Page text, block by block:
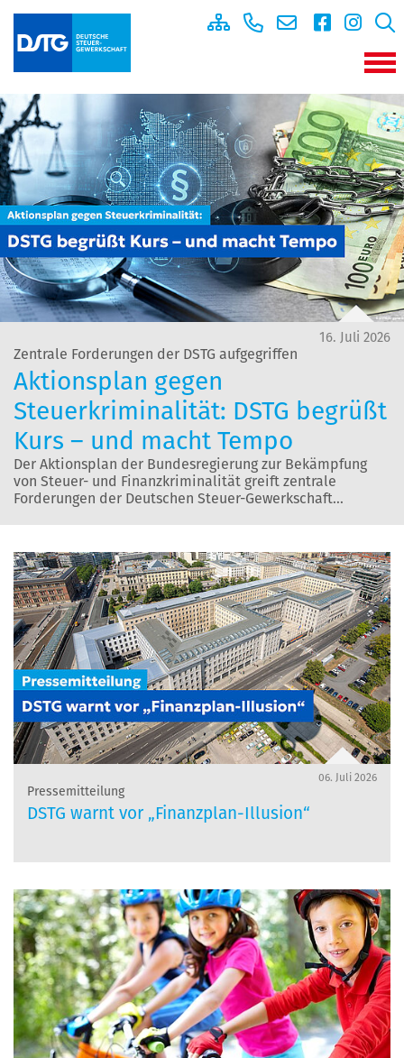
16. Juli 2026
Zentrale Forderungen der DSTG aufgegriffen
Aktionsplan gegen
Steuerkriminalität: DSTG begrüßt
Kurs – und macht Tempo
Der Aktionsplan der Bundesregierung zur Bekämpfung
von Steuer- und Finanzkriminalität greift zentrale
Forderungen der Deutschen Steuer-Gewerkschaft…
06. Juli 2026
Pressemitteilung
DSTG warnt vor „Finanzplan-Illusion“